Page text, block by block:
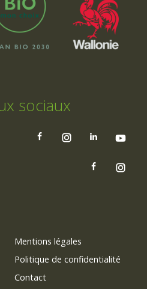
sociaux
Mentions légales
Politique de confidentialité
Contact